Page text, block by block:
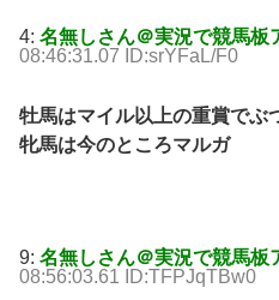
4: 名無しさん＠実況で競馬板
08:46:31.07 ID:srYFaL/F0
牡馬はマイル以上の重賞でぶ
牝馬は今のところマルガ
9: 名無しさん＠実況で競馬板
08:56:03.61 ID:TFPJqTBw0